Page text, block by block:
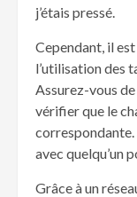
j’étais pressé.
Cependant, il
l’utilisation des
Assurez-vous
vérifier que le
avec quelqu’un
Grâce à un